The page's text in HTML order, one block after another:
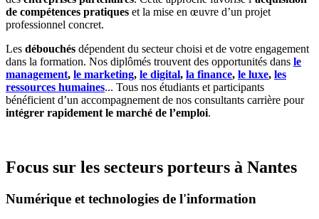
de compétences pratiques et la mise en œuvre d’un projet
professionnel concret.
Les débouchés dépendent du secteur choisi et de votre engagement
dans la formation. Nos diplômés trouvent des opportunités dans le
management, le marketing, le digital, la finance, le luxe, les
ressources humaines... Tous nos étudiants et participants
bénéficient d’un accompagnement de nos consultants carrière pour
intégrer rapidement le marché de l’emploi.
Focus sur les secteurs porteurs à Nantes
Numérique et technologies de l'information